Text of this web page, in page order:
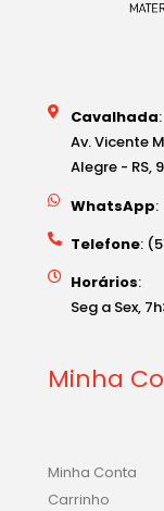
Cavalhada:
Av. Vicente
Alegre - RS,
WhatsApp:
Telefone:
Horários:
Seg a Sex,
Minha
Minha Conta
Carrinho